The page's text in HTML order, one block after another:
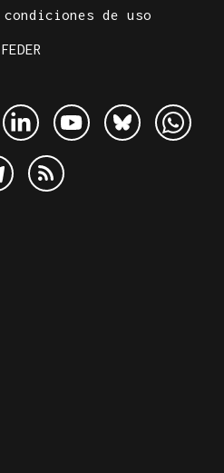
de uso
FEDER